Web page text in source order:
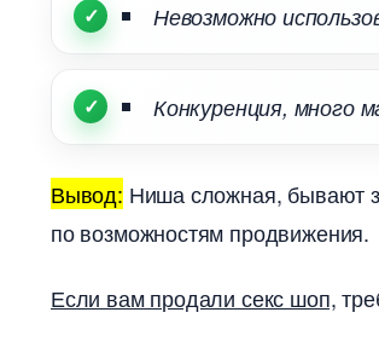
Невозможно
Конкуренция, много
ывод: Ниша сложная, бывают
по возможностям продвижения.
Если вам продали секс шоп,